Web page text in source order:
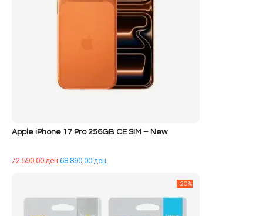
Apple iPhone 17 Pro 256GB CE SIM – New
72.590,00денÇmimi
68.890,00ден
68.890,00 ден.
-20%